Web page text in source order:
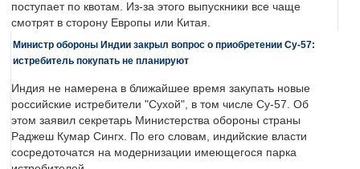
поступает по квотам. Из-за этого выпускники все чаще
смотрят в сторону Европы или Китая.
Министр обороны Индии закрыл вопрос о приобретении Су-57:
истребитель покупать не планируют
Индия не намерена в ближайшее время закупать новые
российские истребители "Сухой", в том числе Су-57. Об
этом заявил секретарь Министерства обороны страны
Раджеш Кумар Сингх. По его словам, индийские власти
сосредоточатся на модернизации имеющегося парка